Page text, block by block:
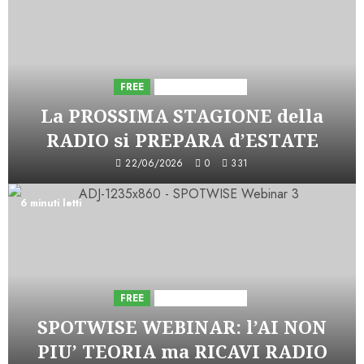
FREE
La PROSSIMA STAGIONE della
RADIO si PREPARA d’ESTATE
22/06/2026 0 331
6 minuti letti
FREE
SPOTWISE WEBINAR: l’AI NON
PIU’ TEORIA ma RICAVI RADIO